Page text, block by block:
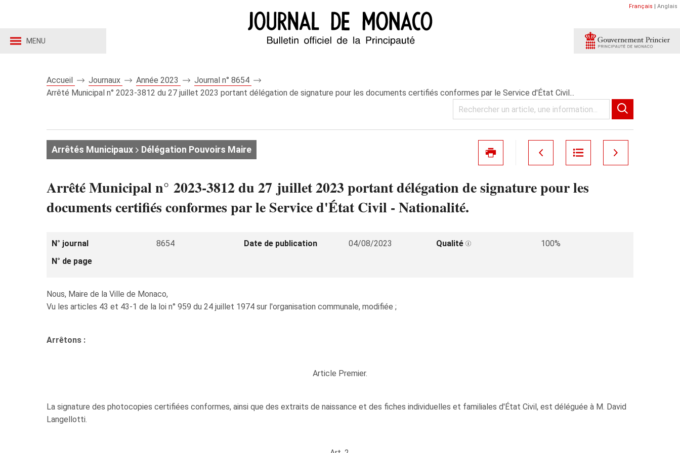
MENU
Français | Anglais
Accueil Journaux Année 2023
Journal n° 8654
Arrêté Municipal n° 2023-3812 du 27 juillet 2023 portant délégation de signature pour les documents certifiés conformes par le Service d'État Civil...
Arrêtés Municipaux Délégation Pouvoirs Maire
Arrêté Municipal n° 2023-3812 du 27 juillet 2023 portant délégation de signature pour les
documents certifiés conformes par le Service d'État Civil - Nationalité.
N° journal 8654 Date de publication 04/08/2023 Qualité
100%
N° de page
Nous, Maire de la Ville de Monaco,
Vu les articles 43 et 43-1 de la loi n° 959 du 24 juillet 1974 sur l'organisation communale, modifiée ;
Arrêtons :
Article Premier.
La signature des photocopies certifiées conformes, ainsi que des extraits de naissance et des fiches individuelles et familiales d'État Civil, est déléguée à M. David
Langellotti.